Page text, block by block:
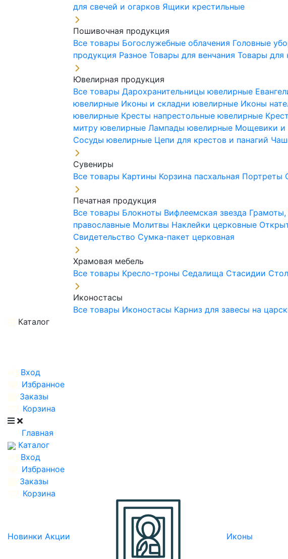
для свечей и огарков Ящики крестильные
Пошивочная продукция
Все товары Богослужебные облачения Головные
продукция РазноеТовары для венчанияТовары для
Ювелирная продукция
Все товарыДарохранительницы ювелирные
ювелирные Иконы и складни ювелирные Иконы
ювелирные Кресты напрестольные ювелирные
митру ювелирныеЛампады ювелирные Мощевики и
Сосуды ювелирные Цепи для крестов и панагий
Сувениры
Все товары Картины Корзина пасхальная Портреты
Печатная продукция
Все товары Блокноты Вифлеемская звезда Грамоты,
православные Молитвы Наклейки церковные
Свидетельство Сумка-пакет церковная
Храмовая мебель
Все товары Кресло-троны Седалища Стасидии
Иконостасы
Все товары Иконостасы Карниз для завесы на
Каталог
Вход
Избранное
Заказы
Корзина
Главная
Каталог
Вход
Избранное
Заказы
Корзина
Новинки Акции Иконы